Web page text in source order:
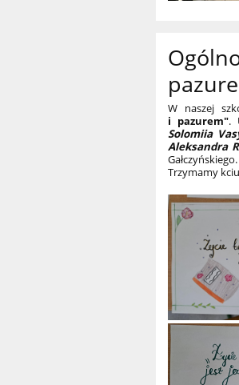
W naszej
i pazurem".
Solomiia
Aleksandra
Trzymamy